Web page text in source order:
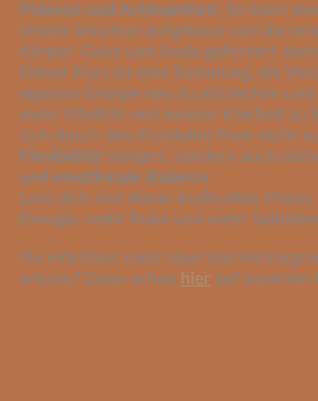
Präsenz und Achtsamkeit. So kann
Deiner Intuition aufgebaut und die
Körper, Geist und Seele gefördert
Dieser Kurs ist eine Einladung, die
eigenen Energie neu zu entdecken
mehr Vitalität und innerer Klarheit zu
sich durch den Kundalini Flow nicht
Flexibilität steigert, sondern auch
und emotionale Balance.
Lass dich von dieser kraftvollen
Energie, mehr Ruhe und mehr
Du möchtest mehr über den
wissen? Dann schau hier auf unserem